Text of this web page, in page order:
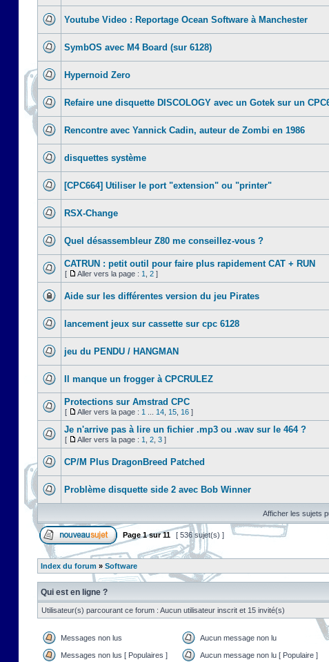
Youtube Video : Reportage Ocean Software à Manchester
SymbOS avec M4 Board (sur 6128)
Hypernoid Zero
Refaire une disquette DISCOLOGY avec un Gotek sur un
Rencontre avec Yannick Cadin, auteur de Zombi en 1986
disquettes système
[CPC664] Utiliser le port "extension" ou "printer"
RSX-Change
Quel désassembleur Z80 me conseillez-vous ?
CATRUN : petit outil pour faire plus rapidement CAT + RUN
[ Aller vers la page : 1 2 ]
Aide sur les différentes version du jeu Pirates
lancement jeux sur cassette sur cpc 6128
jeu du PENDU / HANGMAN
Il manque un frogger à CPCRULEZ
Protections sur Amstrad CPC
[ Aller vers la page : 1 14 15 16 ]
Je n'arrive pas à lire un fichier .mp3 ou .wav sur le 464 ?
[ Aller vers la page : 1 2 3 ]
CP/M Plus DragonBreed Patched
Problème disquette side 2 avec Bob Winner
Afficher les sujets
Page1sur11 [ 536 sujet(s) ]
Index du forum » Software
Qui est en ligne ?
Utilisateur(s) parcourant ce forum : Aucun utilisateur inscrit et 15 invité(s)
Messages non lus Aucun message non lu
Messages non lus [ Populaires ] Aucun message non lu [ Populaire ]